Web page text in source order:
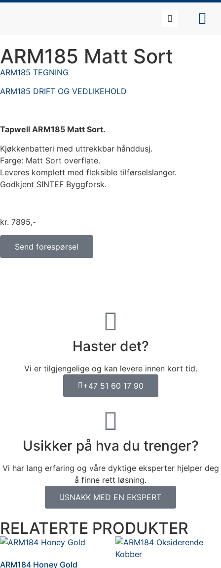
ARM185 Matt Sort
ARM185 TEGNING
ARM185 DRIFT OG VEDLIKEHOLD
Tapwell ARM185 Matt Sort.
Kjøkkenbatteri med uttrekkbar hånddusj.
Farge: Matt Sort overflate.
Leveres komplett med fleksible tilførselslanger.
Godkjent SINTEF Byggforsk.
kr 7895
Send forespørsel
Haster det?
Vi er tilgjengelige og kan levere innen kort tid.
+47 51 60 17 90
Usikker på hva du trenger?
Vi har lang erfaring og våre dyktige eksperter hjelper deg
å finne rett løsning.
SNAKK MED EN EKSPERT
RELATERTE PRODUKTER
ARM184 Honey Gold